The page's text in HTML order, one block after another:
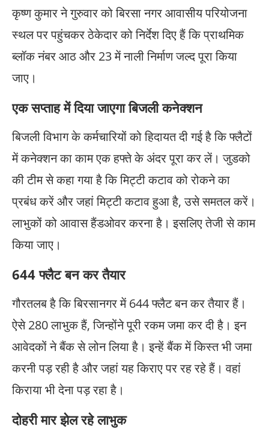
कृष्ण कुमार ने गुरुवार को बिरसा नगर आवासीय परियोजना
स्थल पर पहुंचकर ठेकेदार को निर्देश दिए हैं कि प्राथमिक
ब्लॉक नंबर आठ और 23 में नाली निर्माण जल्द पूरा किया
जाए।
एक सप्ताह में दिया जाएगा बिजली कनेक्शन
बिजली विभाग के कर्मचारियों को हिदायत दी गई है कि फ्लैटों
में कनेक्शन का काम एक हफ्ते के अंदर पूरा कर लें। जुडको
की टीम से कहा गया है कि मिट्टी कटाव को रोकने का
प्रबंध करें और जहां मिट्टी कटाव हुआ है, उसे समतल करें।
लाभुकों को आवास हैंडओवर करना है। इसलिए तेजी से काम
किया जाए।
644 फ्लैट बन कर तैयार
गौरतलब है कि बिरसानगर में 644 फ्लैट बन कर तैयार हैं।
ऐसे 280 लाभुक हैं, जिन्होंने पूरी रकम जमा कर दी है। इन
आवेदकों ने बैंक से लोन लिया है। इन्हें बैंक में किस्त भी जमा
करनी पड़ रही है और जहां यह किराए पर रह रहे हैं। वहां
किराया भी देना पड़ रहा है।
दोहरी मार झेल रहे लाभुक